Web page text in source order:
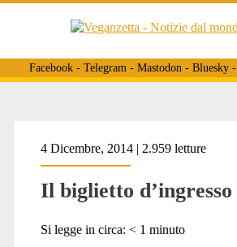
Facebook- Telegram- Mastodon- Bluesky-
Tag:
<span>Bianca
4 Dicembre, 2014 | 2.959 letture
Il biglietto d’ingresso
Si legge in circa: < 1 minuto